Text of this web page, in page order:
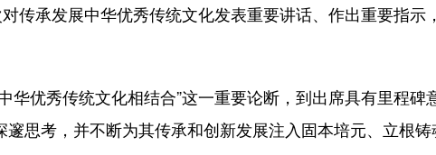
承发展中华优秀传统文化发表重要讲话、作出重要指示
优秀传统文化相结合”这一重要论断，到出席具有里程碑
思考，并不断为其传承和创新发展注入固本培元、立根铸